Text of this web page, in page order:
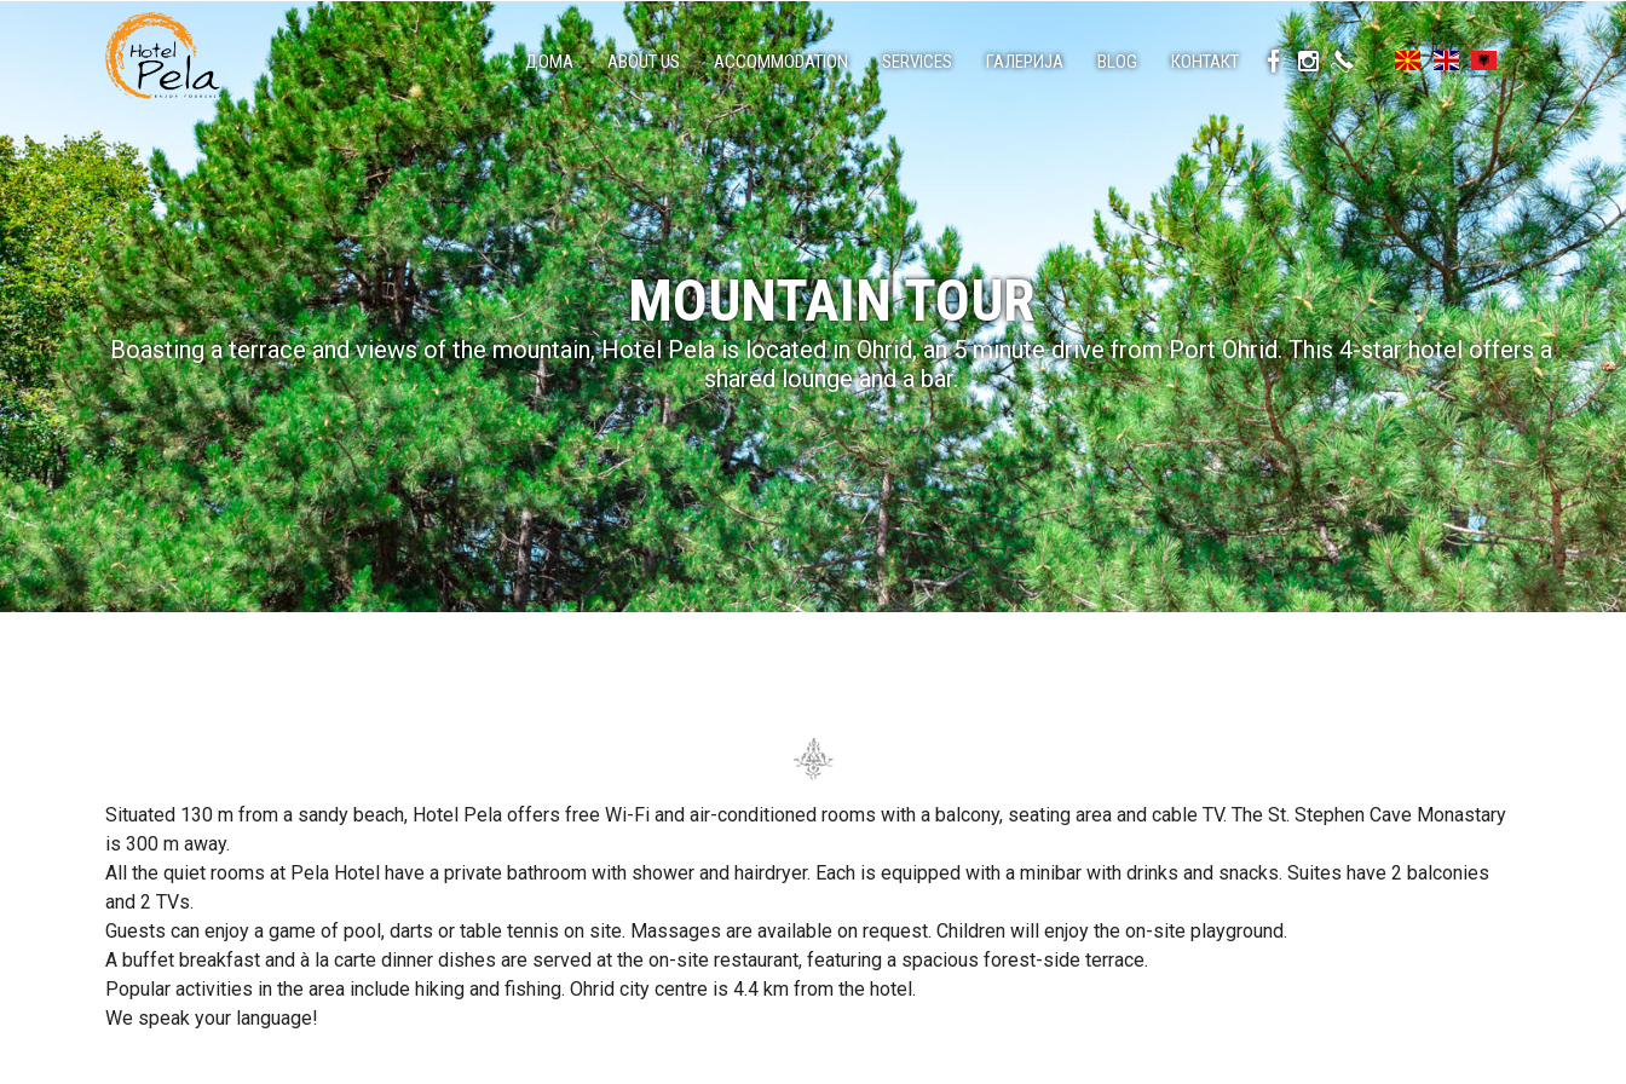
ДОМА ABOUT US ACCOMMODATION SERVICES ГАЛЕРИЈА BLOG КОНТАКТ
MOUNTAIN TOUR
Boasting a terrace and views of the mountain, Hotel Pela is located in Ohrid, an 5 minute drive from Port Ohrid. This 4-star hotel offers a
shared lounge and a bar.
Situated 130 m from a sandy beach, Hotel Pela offers free Wi-Fi and air-conditioned rooms with a balcony, seating area and cable TV. The St. Stephen Cave Monastary
is 300 m away.
All the quiet rooms at Pela Hotel have a private bathroom with shower and hairdryer. Each is equipped with a minibar with drinks and snacks. Suites have 2 balconies
and 2 TVs.
Guests can enjoy a game of pool, darts or table tennis on site. Massages are available on request. Children will enjoy the on-site playground.
A buffet breakfast and à la carte dinner dishes are served at the on-site restaurant, featuring a spacious forest-side terrace.
Popular activities in the area include hiking and fishing. Ohrid city centre is 4.4 km from the hotel.
We speak your language!